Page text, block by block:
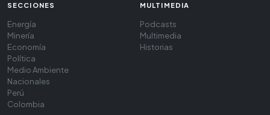
SECCIONES
Energía
Minería
Economía
Política
Medio Ambiente
Nacionales
Perú
Colombia
MULTIMEDIA
Podcasts
Multimedia
Historias